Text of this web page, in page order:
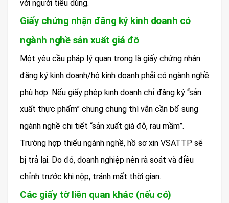
với người tiêu dùng.
Giấy chứng nhận đăng ký kinh doanh có
ngành nghề sản xuất giá đỗ
Một yêu cầu pháp lý quan trọng là giấy chứng nhận
đăng ký kinh doanh/hộ kinh doanh phải có ngành nghề
phù hợp. Nếu giấy phép kinh doanh chỉ đăng ký “sản
xuất thực phẩm” chung chung thì vẫn cần bổ sung
ngành nghề chi tiết “sản xuất giá đỗ, rau mầm”.
Trường hợp thiếu ngành nghề, hồ sơ xin VSATTP sẽ
bị trả lại. Do đó, doanh nghiệp nên rà soát và điều
chỉnh trước khi nộp, tránh mất thời gian.
Các giấy tờ liên quan khác (nếu có)